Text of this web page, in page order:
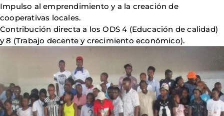
Impulso al emprendimiento y a la creación de
cooperativas locales.
Contribución directa a los ODS 4 (Educación de calidad)
y 8 (Trabajo decente y crecimiento económico).